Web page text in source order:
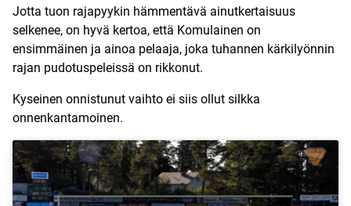
Jotta tuon rajapyykin hämmentävä ainutkertaisuus
selkenee, on hyvä kertoa, että Komulainen on
ensimmäinen ja ainoa pelaaja, joka tuhannen kärkilyönnin
rajan pudotuspeleissä on rikkonut.
Kyseinen onnistunut vaihto ei siis ollut silkka
onnenkantamoinen.